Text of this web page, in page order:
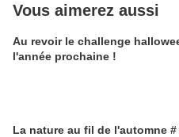
Vous aimerez aussi
Au revoir le challenge
l'année prochaine !
La nature au fil de l'automne #